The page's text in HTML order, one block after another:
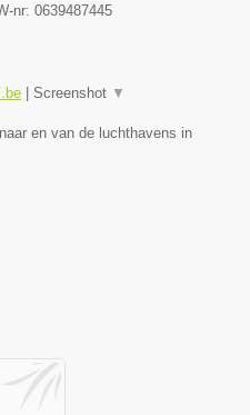
nr: 0639487445
Screenshot ▼
en van de luchthavens in